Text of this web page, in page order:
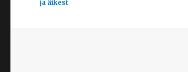
ja äikest